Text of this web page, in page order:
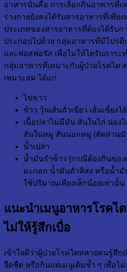
อาหารนั่นคือ การเลือกกินอาหารที่เ
ร่างกายยังคงได้รับสารอาหารที่เพีย
ประเภทของสารอาหารที่ต้องได้รับ
ประกอบไปด้วย กลุ่มอาหารที่มีโปรตี
และฟอสฟอรัส เพื่อไม่ให้ไตรับภาระ
กลุ่มอาหารที่เหมาะกับผู้ป่วยโรคไต
เหมาะสม ได้แก่
ไข่ขาว
ข้าว วุ้นเส้นถั่วเขียว เส้นเซี่ยงไฮ้
เนื้อปลาไม่มีมัน สันในไก่ น่อง
สันในหมู สันนอกหมู (ตัดส่วน
น้ำเปล่า
น้ำมันรำข้าว (กรณีต้องกินขอ
มะกอก น้ำมันถั่วลิสง หรือน้ำมั
ใช้ปริมาณเพียงเล็กน้อยเท่านั้น
แนะนำเมนูอาหารโรคไ
ไม่ให้รู้สึกเบื่อ
เข้าใจดีว่าผู้ป่วยโรคไตหลายคนรู้สึก
จืดชืด หรือกินแต่เมนูเดิมซ้ำ ๆ เพื่อไ